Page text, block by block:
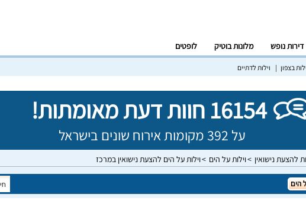
דירות נופש מלונות בוטיק לופטים
בצפון וילות לדתיים
16154 חוות דעת מאומתות!
על 392 מקומות אירוח שונים בישראל
להצעת נישואין וילות על הים וילות על הים להצעת נישואין במרכז
הים